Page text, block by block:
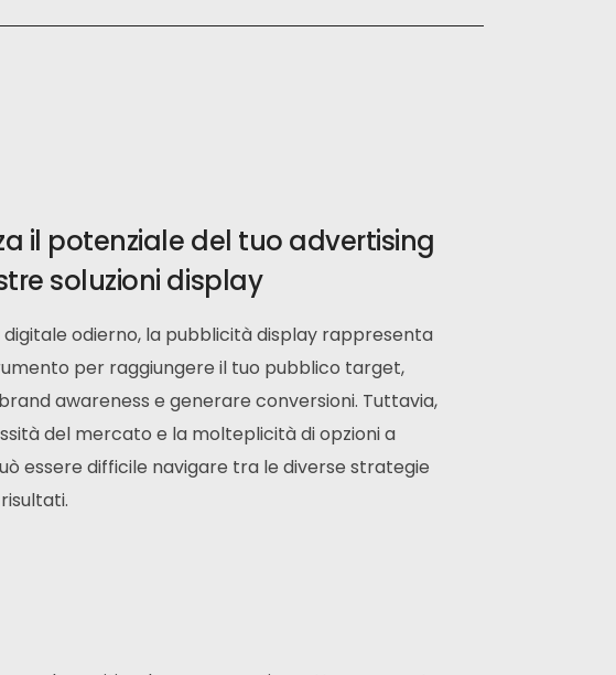
il potenziale del tuo advertising
soluzioni display
odierno, la pubblicità display rappresenta
per raggiungere il tuo pubblico target,
awareness e generare conversioni. Tuttavia,
del mercato e la molteplicità di opzioni a
essere difficile navigare tra le diverse strategie